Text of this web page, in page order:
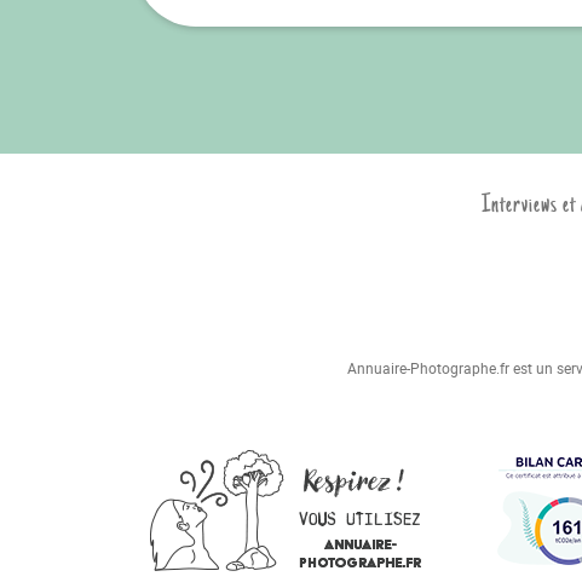
Interviews
Annuaire-Photographe.fr est un